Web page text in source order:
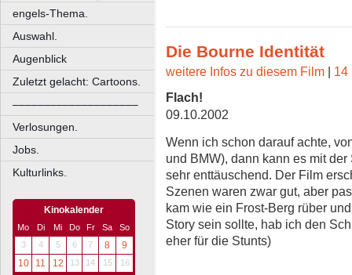
engels-Thema.
Auswahl.
Augenblick
Zuletzt gelacht: Cartoons.
––––––––––––––––––––
Verlosungen.
Jobs.
Kulturlinks.
Kinokalender
Mo Di Mi Do Fr Sa
So
3
4 5 6 7 8
9
10
11 12 13 14 15 16
Die Bourne Identität
weitere Infos zu diesem Film | 14
Flach!
09.10.2002
Wenn ich schon darauf achte,
und BMW), dann kann es mit
sehr enttäuschend. Der Film
Szenen waren zwar gut, aber
kam wie ein Frost-Berg rüber
Story sein sollte, hab ich den
eher für die Stunts)